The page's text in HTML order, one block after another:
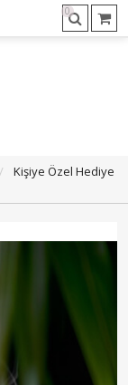
0
Kişiye Özel Hediye